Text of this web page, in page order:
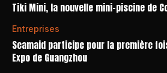
Tiki Mini, la nouvelle mini-piscine de
Entreprises
Seamaid participe pour la première
Expo de Guangzhou